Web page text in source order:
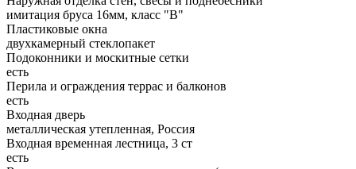
имитация бруса 16мм, класс "В"
Пластиковые окна
двухкамерный стеклопакет
Подоконники и москитные сетки
есть
Перила и ограждения террас и балконов
есть
Входная дверь
металлическая утепленная, Россия
Входная временная лестница, 3 ст
есть